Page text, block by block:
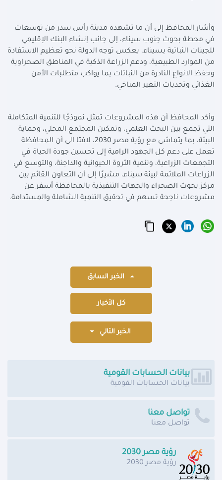
وأشار المحافظ إلى أن ما تشهده مدينة رأس سدر من توسعات
في محطة بحوث جنوب سيناء، إلى جانب إنشاء البنك الإقليمي
للجينات النباتية بسيناء، يعكس توجه الدولة نحو تعظيم الاستفادة
من الموارد الطبيعية، ودعم الزراعة الذكية في المناطق الصحراوية
وحفظ الانواع النادرة من النباتات بما يواكب متطلبات الأمن
الغذائي وتحديات التغير المناخي.
وأكد المحافظ أن هذه المشروعات تمثل نموذجًا للتنمية المتكاملة
التي تجمع بين البحث العلمي، وتمكين المجتمع المحلي، وحماية
البيئة، بما يتماشى مع رؤية مصر 2030، لافتا الى أن المحافظة
تعمل على دعم كل الجهود الرامية إلى تحسين جودة الحياة في
التجمعات الزراعية، وتنمية الثروة الحيوانية والداجنة، والتوسع في
الزراعات الملائمة لبيئة سيناء، مشيرًا إلى أن التعاون القائم بين
مركز بحوث الصحراء والجهات التنفيذية بالمحافظة أسفر عن
مشروعات ناجحة تسهم في تحقيق التنمية الشاملة والمستدامة.
الخبر السابق
كل الأخبار
الخبر التالي
بيانات الحسابات القومية
بيانات الحسابات القومية
تواصل معنا
تواصل معنا
رؤية مصر 2030
رؤية مصر 2030